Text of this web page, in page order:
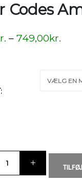
Codes
– 749,00kr.